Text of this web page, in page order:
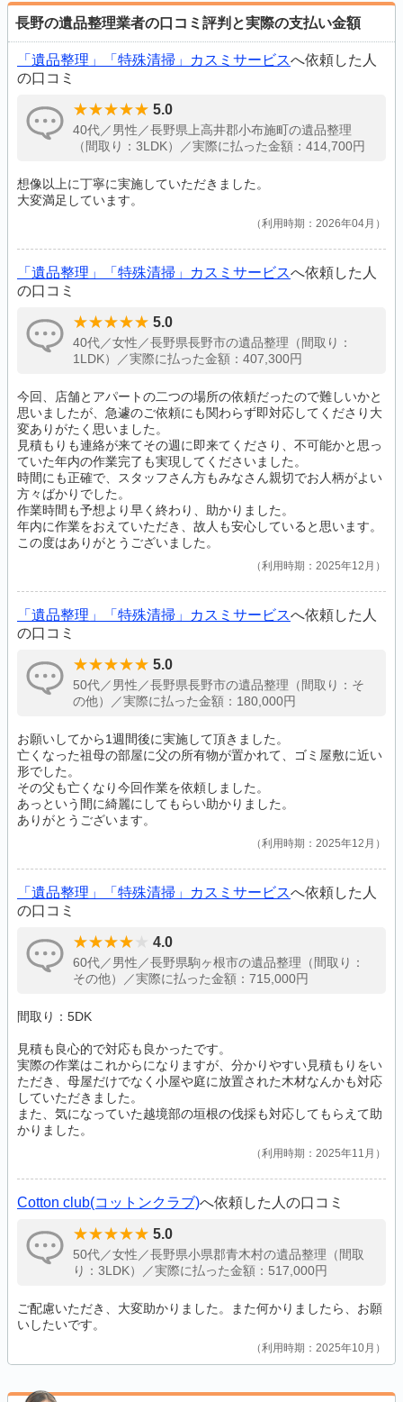
長野の遺品整理業者の口コミ評判と実際の支払い金額
「遺品整理」「特殊清掃」カスミサービスへ依頼した人
の口コミ
5.0
40代／男性／長野県上高井郡小布施町の遺品整理
（間取り：3LDK）／実際に払った金額：414,700円
想像以上に丁寧に実施していただきました。
大変満足しています。
利用時期：2026年04月
「遺品整理」「特殊清掃」カスミサービスへ依頼した人
の口コミ
5.0
40代／女性／長野県長野市の遺品整理（間取り：
1LDK）／実際に払った金額：407,300円
今回、店舗とアパートの二つの場所の依頼だったので難しいかと
思いましたが、急遽のご依頼にも関わらず即対応してくださり大
変ありがたく思いました。
見積もりも連絡が来てその週に即来てくださり、不可能かと思っ
ていた年内の作業完了も実現してくださいました。
時間にも正確で、スタッフさん方もみなさん親切でお人柄がよい
方々ばかりでした。
作業時間も予想より早く終わり、助かりました。
年内に作業をおえていただき、故人も安心していると思います。
この度はありがとうございました。
利用時期：2025年12月
「遺品整理」「特殊清掃」カスミサービスへ依頼した人
の口コミ
5.0
50代／男性／長野県長野市の遺品整理（間取り：そ
の他）／実際に払った金額：180,000円
お願いしてから1週間後に実施して頂きました。
亡くなった祖母の部屋に父の所有物が置かれて、ゴミ屋敷に近い
形でした。
その父も亡くなり今回作業を依頼しました。
あっという間に綺麗にしてもらい助かりました。
ありがとうございます。
利用時期：2025年12月
「遺品整理」「特殊清掃」カスミサービスへ依頼した人
の口コミ
4.0
60代／男性／長野県駒ヶ根市の遺品整理（間取り：
その他）／実際に払った金額：715,000円
間取り：5DK
見積も良心的で対応も良かったです。
実際の作業はこれからになりますが、分かりやすい見積もりをい
ただき、母屋だけでなく小屋や庭に放置された木材なんかも対応
していただきました。
また、気になっていた越境部の垣根の伐採も対応してもらえて助
かりました。
利用時期：2025年11月
Cotton club(コットンクラブ)へ依頼した人の口コミ
5.0
50代／女性／長野県小県郡青木村の遺品整理（間取
り：3LDK）／実際に払った金額：517,000円
ご配慮いただき、大変助かりました。また何かりましたら、お願
いしたいです。
利用時期：2025年10月